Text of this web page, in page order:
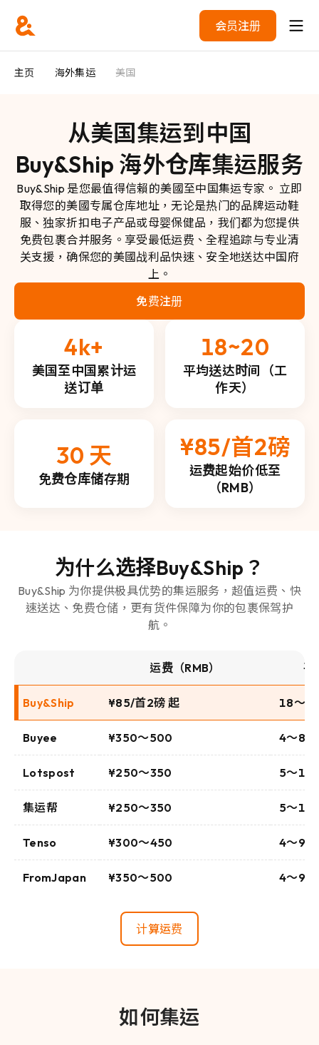
会员注册
主页 海外集运 美国
从美国集运到中国
Buy&Ship 海外仓库集运服务
Buy&Ship 是您最值得信賴的美國至中国集运专家。 立即
取得您的美國专属仓库地址，无论是热门的品牌运动鞋
服、独家折扣电子产品或母婴保健品，我们都为您提供
免费包裹合并服务。享受最低运费、全程追踪与专业清
关支援，确保您的美國战利品快速、安全地送达中国府
上。
免费注册
4k+
美国至中国累计运
送订单
18~20
平均送达时间（工
作天）
30 天
免费仓库储存期
¥85/首2磅
运费起始价低至
（RMB）
为什么选择Buy&Ship？
Buy&Ship 为你提供极具优势的集运服务，超值运费、快
速送达、免费仓储，更有货件保障为你的包裹保驾护
航。
运费（RMB） 平
Buy&Ship ¥85/首2磅 起 18～
Buyee ¥350～500 4～8
Lotspost ¥250～350 5～10
集运帮 ¥250～350 5～10
Tenso ¥300～450 4～9
FromJapan ¥350～500 4～9
计算运费
如何集运